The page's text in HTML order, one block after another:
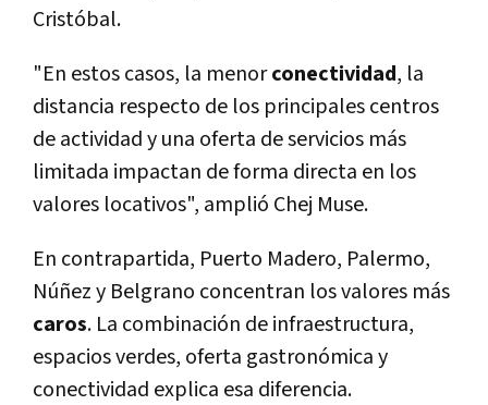
Cristóbal.
"En estos casos, la menorconectividad, la
distancia respecto de los principales centros
de actividad y una oferta de servicios más
limitada impactan de forma directa en los
valores locativos", amplió Chej Muse.
En contrapartida, Puerto Madero, Palermo,
Núñez y Belgrano concentran los valores más
caros. La combinación de infraestructura,
espacios verdes, oferta gastronómica y
conectividad explica esa diferencia.